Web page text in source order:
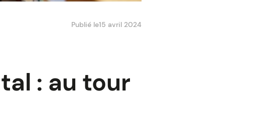
Publié le15 avril 2024
: au tour